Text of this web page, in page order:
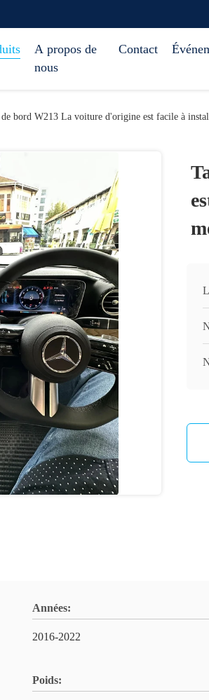
A propos de
nous
Contact
de bord W213 La voiture d'origine est facile à
Années:
2016-2022
Poids: